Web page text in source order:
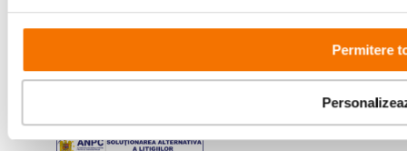
Permitere
Bd-ul Unirii 64, Bucuresti